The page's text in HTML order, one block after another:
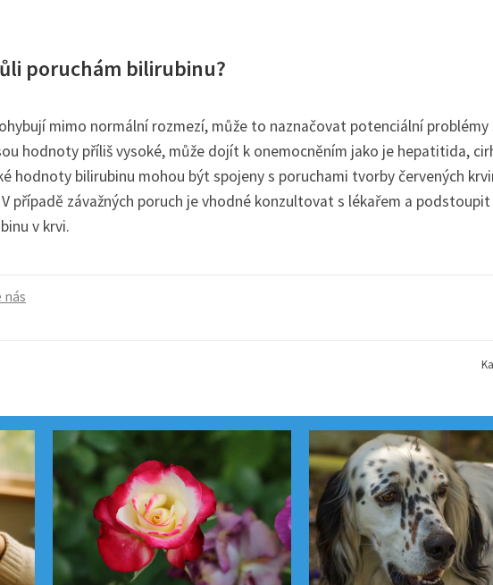
poruchám bilirubinu?
mimo normální rozmezí, může to naznačovat potenciální
hodnoty příliš vysoké, může dojít k onemocněním jako je hepatitida,
hodnoty bilirubinu mohou být spojeny s poruchami tvorby červených
případě závažných poruch je vhodné konzultovat s lékařem a
v krvi.